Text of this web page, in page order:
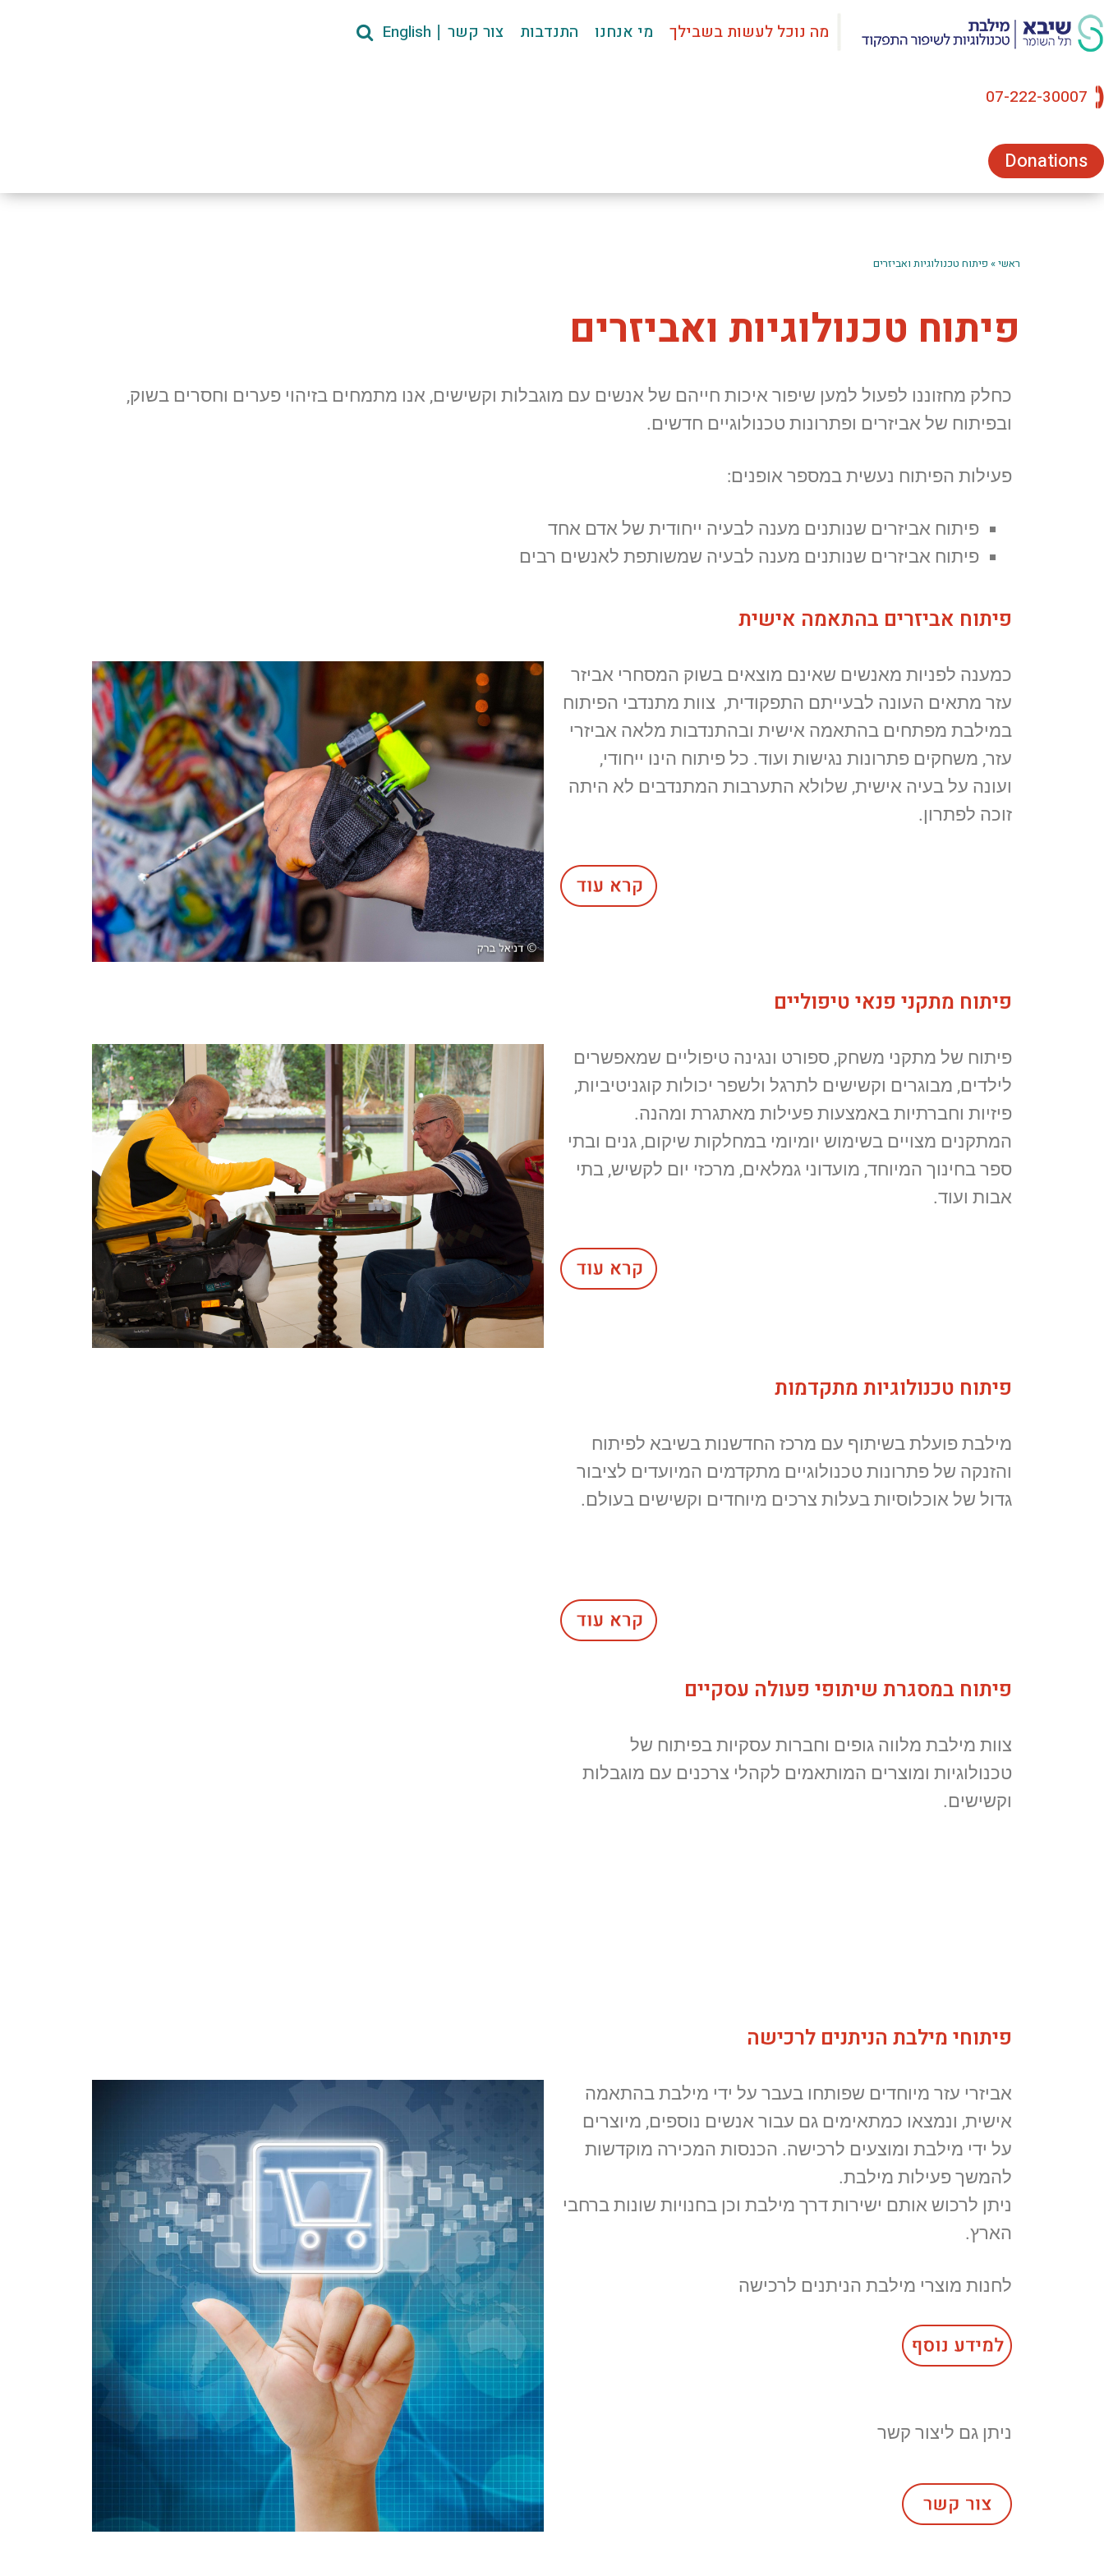
מה נוכל לעשות בשבילך מי אנחנו התנדבות צור קשר English
07-222-30007
Donations
ראשי» פיתוח טכנולוגיות ואביזרים
פיתוח טכנולוגיות ואביזרים
כחלק מחזוננו לפעול למען שיפור איכות חייהם של אנשים עם מוגבלות וקשישים, אנו מתמחים בזיהוי פערים וחסרים בשוק,
ובפיתוח של אביזרים ופתרונות טכנולוגיים חדשים.
פעילות הפיתוח נעשית במספר אופנים:
פיתוח אביזרים שנותנים מענה לבעיה ייחודית של אדם אחד
פיתוח אביזרים שנותנים מענה לבעיה שמשותפת לאנשים רבים
פיתוח אביזרים בהתאמה אישית
כמענה לפניות מאנשים שאינם מוצאים בשוק המסחרי אביזר
עזר מתאים העונה לבעייתם התפקודית, צוות מתנדבי הפיתוח
במילבת מפתחים בהתאמה אישית ובהתנדבות מלאה אביזרי
עזר, משחקים פתרונות נגישות ועוד. כל פיתוח הינו ייחודי,
ועונה על בעיה אישית, שלולא התערבות המתנדבים לא היתה
זוכה לפתרון.
פיתוח מתקני פנאי טיפוליים
פיתוח של מתקני משחק, ספורט ונגינה טיפוליים שמאפשרים
לילדים, מבוגרים וקשישים לתרגל ולשפר יכולות קוגניטיביות,
פיזיות וחברתיות באמצעות פעילות מאתגרת ומהנה.
המתקנים מצויים בשימוש יומיומי במחלקות שיקום, גנים ובתי
ספר בחינוך המיוחד, מועדוני גמלאים, מרכזי יום לקשיש, בתי
אבות ועוד.
פיתוח טכנולוגיות מתקדמות
מילבת פועלת בשיתוף עם מרכז החדשנות בשיבא לפיתוח
והזנקה של פתרונות טכנולוגיים מתקדמים המיועדים לציבור
גדול של אוכלוסיות בעלות צרכים מיוחדים וקשישים בעולם.
פיתוח במסגרת שיתופי פעולה עסקיים
צוות מילבת מלווה גופים וחברות עסקיות בפיתוח של
טכנולוגיות ומוצרים המותאמים לקהלי צרכנים עם מוגבלות
וקשישים.
פיתוחי מילבת הניתנים לרכישה
אביזרי עזר מיוחדים שפותחו בעבר על ידי מילבת בהתאמה
אישית, ונמצאו כמתאימים גם עבור אנשים נוספים, מיוצרים
על ידי מילבת ומוצעים לרכישה. הכנסות המכירה מוקדשות
להמשך פעילות מילבת.
ניתן לרכוש אותם ישירות דרך מילבת וכן בחנויות שונות ברחבי
הארץ.
לחנות מוצרי מילבת הניתנים לרכישה
ניתן גם ליצור קשר